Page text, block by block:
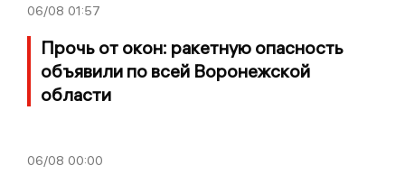
06/08 01:57
Прочь от окон: ракетную опасность
объявили по всей Воронежской
области
06/08 00:00